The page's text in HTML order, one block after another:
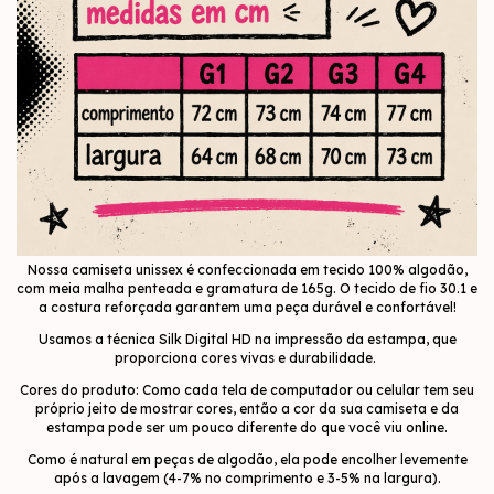
Nossa camiseta unissex é confeccionada em tecido 100% algodão,
com meia malha penteada e gramatura de 165g. O tecido de fio 30.1 e
a costura reforçada garantem uma peça durável e confortável!
Usamos a técnica Silk Digital HD na impressão da estampa, que
proporciona cores vivas e durabilidade.
Cores do produto: Como cada tela de computador ou celular tem seu
próprio jeito de mostrar cores, então a cor da sua camiseta e da
estampa pode ser um pouco diferente do que você viu online.
Como é natural em peças de algodão, ela pode encolher levemente
após a lavagem (4-7% no comprimento e 3-5% na largura).